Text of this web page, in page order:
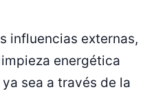
influencias externas,
energética
sea a través de la